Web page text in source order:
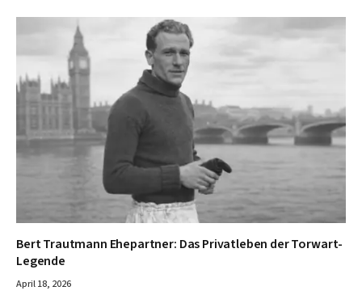
Bert Trautmann Ehepartner: Das Privatleben der Torwart-
Legende
April 18, 2026